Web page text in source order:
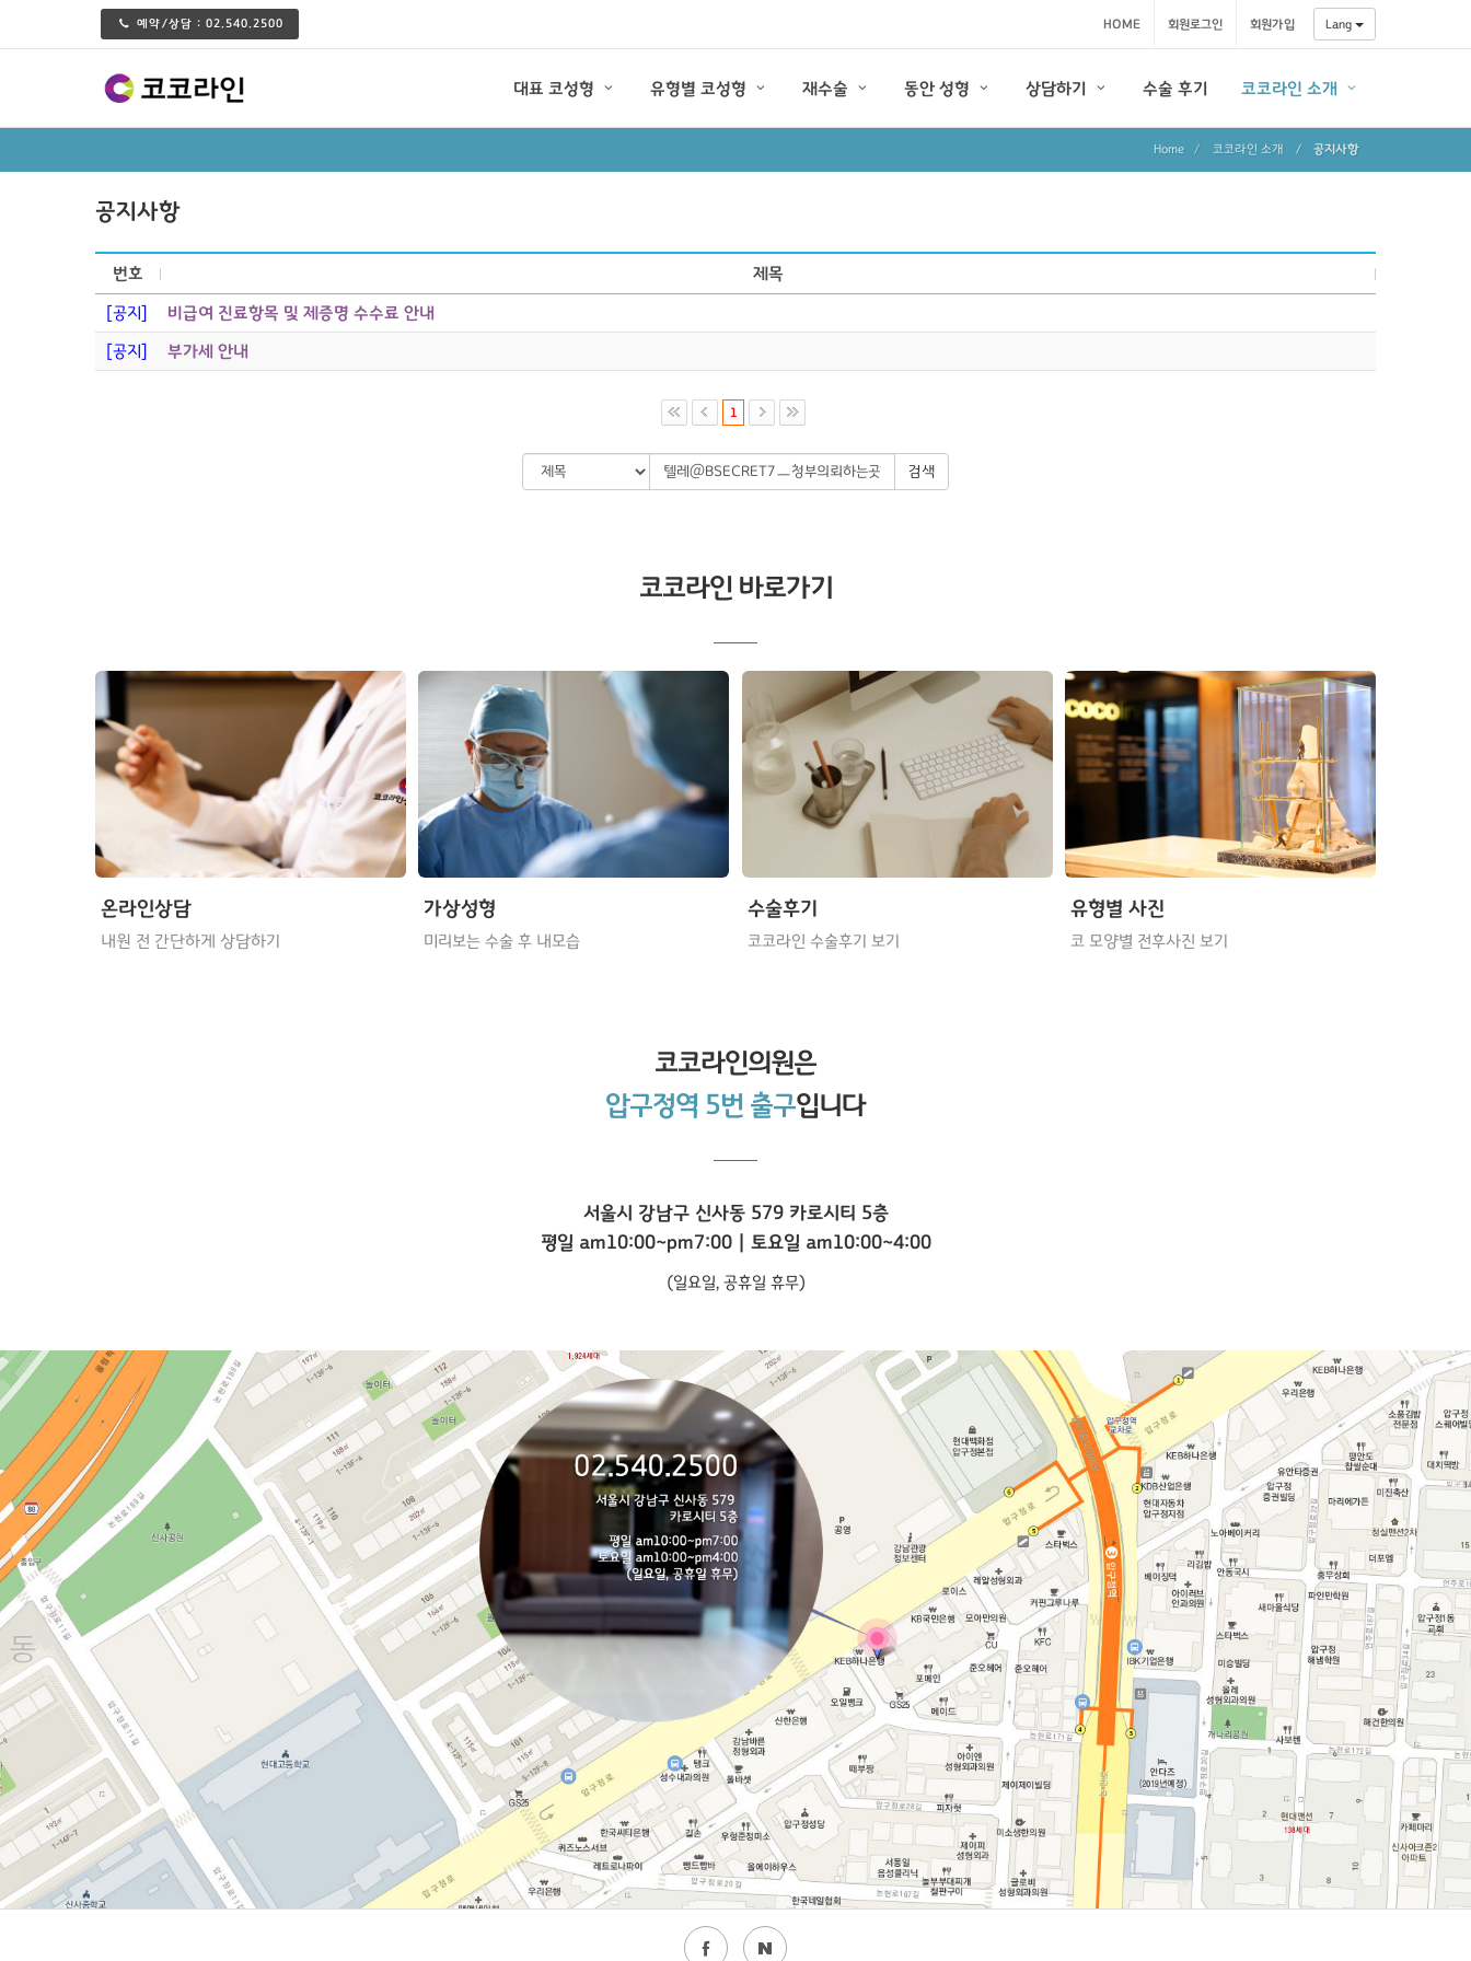
예약/상담 : 02.540.2500 HOME 회원로그인 회원가입 Lang
대표 코성형 유형별 코성형 재수술 동안 성형 상담하기 수술 후기 코코라인 소개
Home 코코라인 소개 / 공지사항
공지사항
번호 제목
[공지] 비급여 진료항목 및 제증명 수수료 안내
[공지] 부가세 안내
1
검색
코코라인 바로가기
온라인상담
내원 전 간단하게 상담하기
가상성형
미리보는 수술 후 내모습
수술후기
코코라인 수술후기 보기
유형별 사진
코 모양별 전후사진 보기
코코라인의원은
압구정역 5번 출구입니다
서울시 강남구 신사동 579 카로시티 5층
평일 am10:00~pm7:00 | 토요일 am10:00~4:00
(일요일, 공휴일 휴무)